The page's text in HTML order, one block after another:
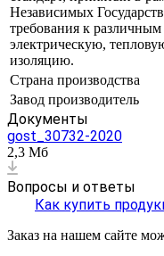
Независимых
требования к
электрическую,
изоляцию.
Страна производства
Завод производитель
Документы
gost_30732-2020
2,3 Мб
Вопросы и ответы
Как купить
Заказ на нашем сайте